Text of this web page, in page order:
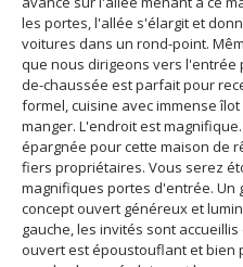
les portes, l'allée s'élargit et
voitures dans un rond-point.
que nous dirigeons vers l'entrée
de-chaussée est parfait pour
formel, cuisine avec immense
manger. L'endroit est
épargnée pour cette maison de rêve conçue et construite par ses
fiers propriétaires. Vous serez étourdi
magnifiques portes d'entrée. Un grand vestibule
concept ouvert généreux et lumineux du rez-de-chaussée. À
gauche, les invités sont accueillis dans
ouvert est époustouflant et bien pensé. Les